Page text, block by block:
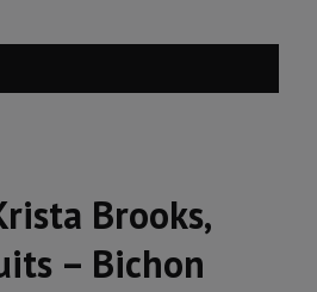
Brooks,
– Bichon